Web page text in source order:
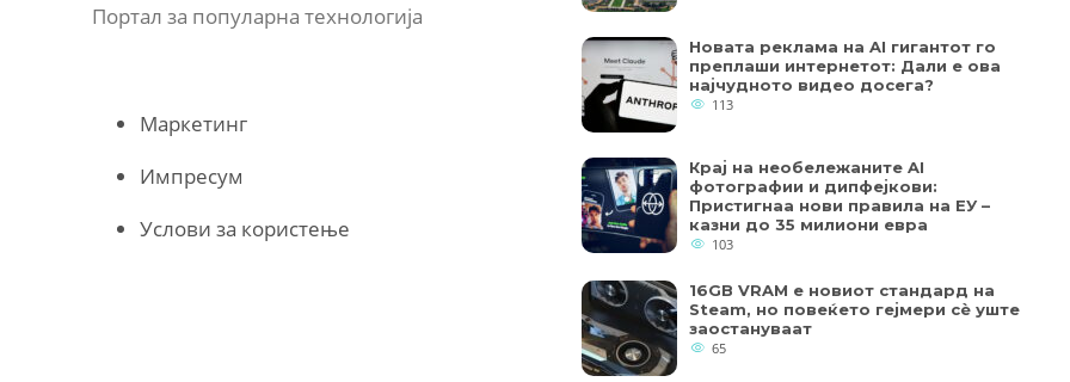
Портал за популарна технологија
Маркетинг
Импресум
Услови за користење
Новата реклама на AI гигантот го
преплаши интернетот: Дали е ова
најчудното видео досега?
113
Крај на необележаните AI
фотографии и дипфејкови:
Пристигнаа нови правила на ЕУ –
казни до 35 милиони евра
103
16GB VRAM е новиот стандард на
Steam, но повеќето гејмери ​​сè уште
заостануваат
65